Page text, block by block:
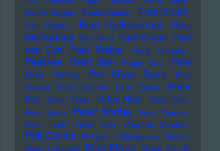
Patrick Wagner Patrick Walden Patti Smith
Paul Heaton Paul Kalkbrenner
Paul
McCartney Paul Nero Paul Simon Paul
van Dyk Paul Weller Paula Hartmann
Peaches Pearl Jam Peggy Gou
Pere
Ubu
Perrecy Pet Shop Boys
Pete
Seeger
Peter Doherty Peter Evans
Peter
Fox
Peter Green Peter Hein
Peter Hook
Peter Kraus
Peter Maffay
Peter Thomas
Peter Tosh
Petter Eldh Pharoah Sanders
Phil Collins Phil Lesh Phil Spector Photek
Pietro Lombardi
Pink Floyd Pitbull Plan B